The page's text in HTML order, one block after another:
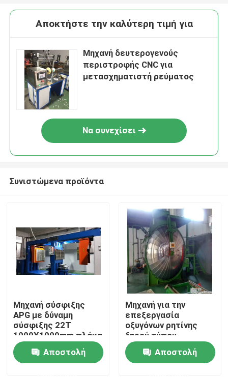
Αρχική Σελίδα
Προϊόντα
Αποκτήστε την καλύτερη τιμή για
Μηχανή δευτερογενούς
περιστροφής CNC για
μετασχηματιστή ρεύματος
Να συνεχίσει
Συνιστώμενα προϊόντα
Μηχανή σύσφιξης
APG με δύναμη
σύσφιξης 22T
1000X1000mm πλάκα
και ισχύ θέρμανσης
36KW για
επεξεργασία
Αποστολή
Μηχανή για την
επεξεργασία
οξυγόνων ρητίνης
ξηρού τύπου
Αποστολή